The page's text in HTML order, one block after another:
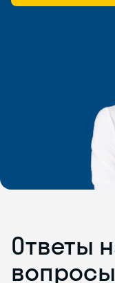
Ответы
вопросы